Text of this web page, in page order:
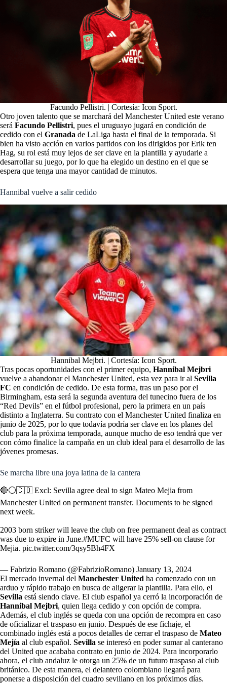
Facundo Pellistri. | Cortesía: Icon Sport.
Otro joven talento que se marchará del Manchester United este verano
será Facundo Pellistri, pues el uruguayo jugará en condición de
cedido con el Granada de LaLiga hasta el final de la temporada. Si
bien ha visto acción en varios partidos con los dirigidos por Erik ten
Hag, su rol está muy lejos de ser clave en la plantilla y ayudarle a
desarrollar su juego, por lo que ha elegido un destino en el que se
espera que tenga una mayor cantidad de minutos.
Hannibal vuelve a salir cedido
Hannibal Mejbri. | Cortesía: Icon Sport.
Tras pocas oportunidades con el primer equipo, Hannibal Mejbri
vuelve a abandonar el Manchester United, esta vez para ir al Sevilla
FC en condición de cedido. De esta forma, tras un paso por el
Birmingham, esta será la segunda aventura del tunecino fuera de los
“Red Devils” en el fútbol profesional, pero la primera en un país
distinto a Inglaterra. Su contrato con el Manchester United finaliza en
junio de 2025, por lo que todavía podría ser clave en los planes del
club para la próxima temporada, aunque mucho de eso tendrá que ver
con cómo finalice la campaña en un club ideal para el desarrollo de las
jóvenes promesas.
Se marcha libre una joya latina de la cantera
🔴⚪️🇨🇴 Excl: Sevilla agree deal to sign Mateo Mejia from
Manchester United on permanent transfer. Documents to be signed
next week.
2003 born striker will leave the club on free permanent deal as contract
was due to expire in June.#MUFC will have 25% sell-on clause for
Mejia. pic.twitter.com/3qsy5Bh4FX
— Fabrizio Romano (@FabrizioRomano) January 13, 2024
El mercado invernal del Manchester United ha comenzado con un
arduo y rápido trabajo en busca de aligerar la plantilla. Para ello, el
Sevilla está siendo clave. El club español ya cerró la incorporación de
Hannibal Mejbri, quien llega cedido y con opción de compra.
Además, el club inglés se queda con una opción de recompra en caso
de oficializar el traspaso en junio. Después de ese fichaje, el
combinado inglés está a pocos detalles de cerrar el traspaso de Mateo
Mejía al club español. Sevilla se interesó en poder sumar al canterano
del United que acababa contrato en junio de 2024. Para incorporarlo
ahora, el club andaluz le otorga un 25% de un futuro traspaso al club
británico. De esta manera, el delantero colombiano llegará para
ponerse a disposición del cuadro sevillano en los próximos días.